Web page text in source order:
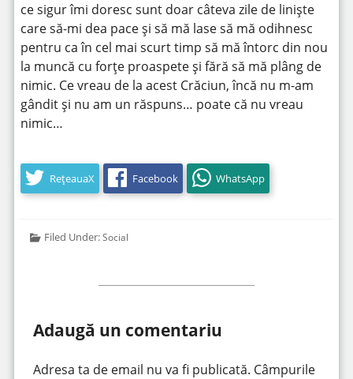
ce sigur îmi doresc sunt doar câteva zile de liniște
care să-mi dea pace și să mă lase să mă odihnesc
pentru ca în cel mai scurt timp să mă întorc din nou
la muncă cu forțe proaspete și fără să mă plâng de
nimic. Ce vreau de la acest Crăciun, încă nu m-am
gândit și nu am un răspuns… poate că nu vreau
nimic…
RețeauaX Facebook WhatsApp
Filed Under:Social
Adaugă un comentariu
Adresa ta de email nu va fi publicată. Câmpurile